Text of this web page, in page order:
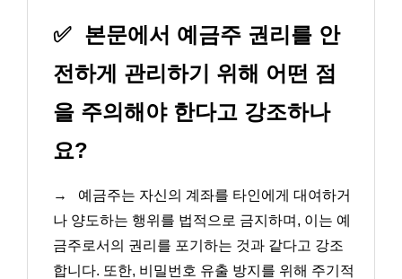
✅ 본문에서 예금주 권리를 안
전하게 관리하기 위해 어떤 점
을 주의해야 한다고 강조하나
요?
→
예금주는 자신의 계좌를 타인에게 대여하거
나 양도하는 행위를 법적으로 금지하며, 이는 예
금주로서의 권리를 포기하는 것과 같다고 강조
합니다. 또한, 비밀번호 유출 방지를 위해 주기적